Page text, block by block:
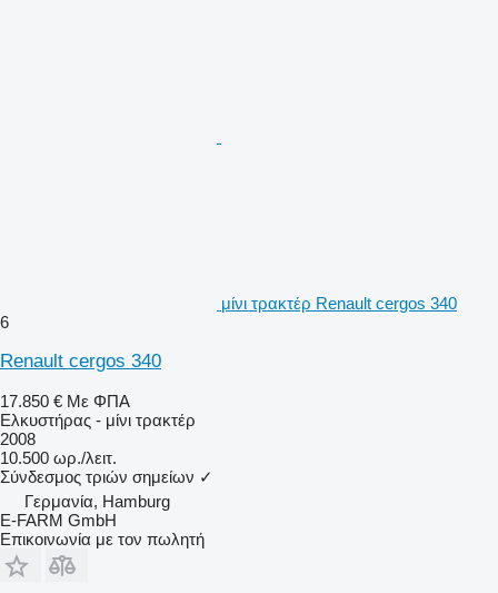
μίνι τρακτέρ Renault cergos 340
6
Renault cergos 340
17.850 € Με ΦΠΑ
Ελκυστήρας - μίνι τρακτέρ
2008
10.500 ωρ./λειτ.
Σύνδεσμος τριών σημείων ✓
Γερμανία, Hamburg
E-FARM GmbH
Επικοινωνία με τον πωλητή